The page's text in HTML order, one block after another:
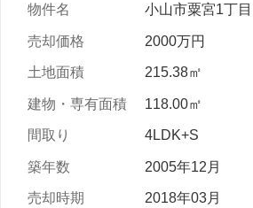
小山市粟宮1丁目
2000万円
215.38㎡
118.00㎡
4LDK+S
2005年12月
2018年03月